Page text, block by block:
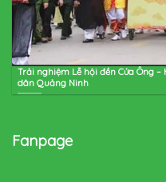
Trải nghiệm Lễ hội đền Cửa Ông
dân Quảng Ninh
Fanpage